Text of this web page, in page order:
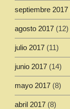
septiembre 2017
agosto 2017 (12)
julio 2017 (11)
junio 2017 (14)
mayo 2017 (8)
abril 2017 (8)